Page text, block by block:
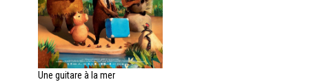
Une guitare à la mer